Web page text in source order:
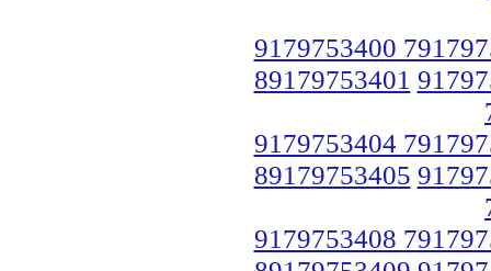
9179753400
89179753401
9179753404
89179753405
9179753408